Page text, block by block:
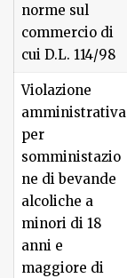
norme sul
commercio di
cui D.L. 114/98
Violazione
amministrativa
per
somministazio
ne di bevande
alcoliche a
minori di 18
anni e
maggiore di